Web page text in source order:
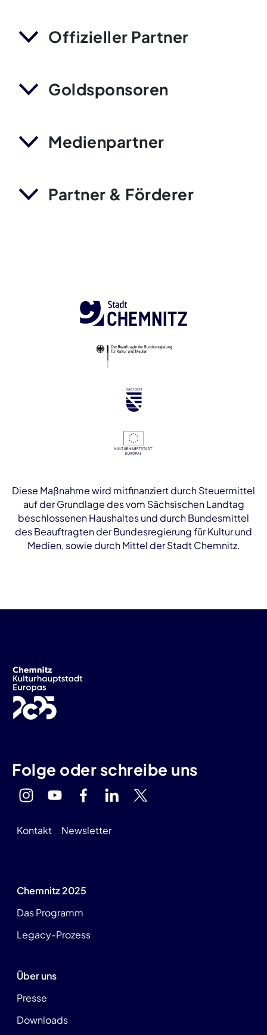
Offizieller Partner
Goldsponsoren
Medienpartner
Partner & Förderer
Diese Maßnahme wird mitfinanziert durch Steuermittel
auf der Grundlage des vom Sächsischen Landtag
beschlossenen Haushaltes und durch Bundesmittel
des Beauftragten der Bundesregierung für Kultur und
Medien, sowie durch Mittel der Stadt Chemnitz.
Folge oder schreibe uns
Kontakt Newsletter
Chemnitz 2025
Das Programm
Legacy-Prozess
Über uns
Presse
Downloads